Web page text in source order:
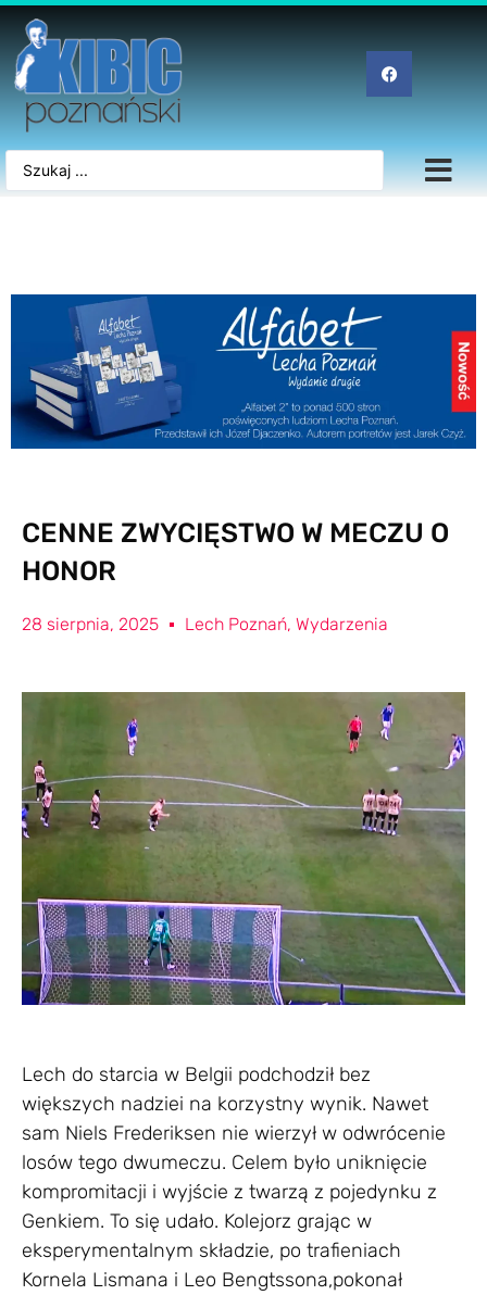
CENNE ZWYCIĘSTWO W MECZU O
HONOR
28 sierpnia, 2025 Lech Poznań, Wydarzenia
Lech do starcia w Belgii podchodził bez
większych nadziei na korzystny wynik. Nawet
sam Niels Frederiksen nie wierzył w odwrócenie
losów tego dwumeczu. Celem było uniknięcie
kompromitacji i wyjście z twarzą z pojedynku z
Genkiem. To się udało. Kolejorz grając w
eksperymentalnym składzie, po trafieniach
Kornela Lismana i Leo Bengtssona,pokonał